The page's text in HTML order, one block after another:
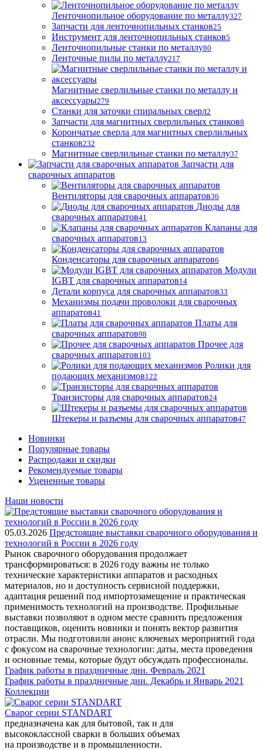
Ленточнопильное оборудование по металлу327
Запчасти для ленточнопильных станков25
Инструмент для ленточнопильных станков5
Ленточнопильные станки по металлу80
Ленточные пилы по металлу217
Магнитные сверлильные станки по металлу и
аксессуары279
Станки для заточки спиральных сверл2
Запчасти для магнитных сверлильных станков8
Корончатые сверла для магнитных сверлильных
станков232
Магнитные сверлильные станки по металлу37
Запчасти для
сварочных аппаратов
Вентиляторы для сварочных аппаратов36
Диоды для
сварочных аппаратов41
Клапаны для
сварочных аппаратов13
Конденсаторы для сварочных аппаратов6
Модули
IGBT для сварочных аппаратов14
Детали корпуса для сварочных аппаратов33
Механизмы подачи проволоки для сварочных
аппаратов41
Платы для
сварочных аппаратов98
Прочее для
сварочных аппаратов103
Ролики для
подающих механизмов122
Транзисторы для сварочных аппаратов24
Штекеры и разъемы для сварочных аппаратов47
Новинки
Популярные товары
Распродажи и скидки
Рекомендуемые товары
Уцененные товары
Наши новости
05.03.2026 Предстоящие выставки сварочного оборудования и
технологий в России в 2026 году
Рынок сварочного оборудования продолжает
трансформироваться: в 2026 году важны не только
технические характеристики аппаратов и расходных
материалов, но и доступность сервисной поддержки,
адаптация решений под импортозамещение и практическая
применимость технологий на производстве. Профильные
выставки позволяют в одном месте сравнить предложения
поставщиков, оценить новинки и понять вектор развития
отрасли. Мы подготовили анонс ключевых мероприятий года
с фокусом на сварочные технологии: даты, места проведения
и основные темы, которые будут обсуждать профессионалы.
График работы в праздничные дни. Февраль 2021
График работы в праздничные дни. Декабрь и Январь 2021
Коллекции
Сварог серии STANDART
предназначена как для бытовой, так и для
высококлассной сварки в больших объемах
на производстве и в промышленности.